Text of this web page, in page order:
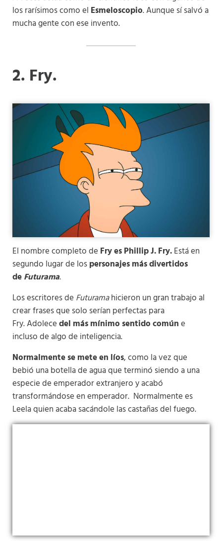
los rarísimos como el Esmeloscopio. Aunque sí salvó a
mucha gente con ese invento.
2. Fry.
El nombre completo de Fry es Phillip J. Fry.Está en
segundo lugar de lospersonajes más divertidos
deFuturama.
Los escritores de Futuramahicieron un gran trabajo al
crear frases que solo serían perfectas para
Fry. Adolecedel más mínimo sentido comúne
incluso de algo de inteligencia.
Normalmente se mete en líos, como la vez que
bebió una botella de agua que terminó siendo a una
especie de emperador extranjero y acabó
transformándose en emperador. Normalmente es
Leela quien acaba sacándole las castañas del fuego.